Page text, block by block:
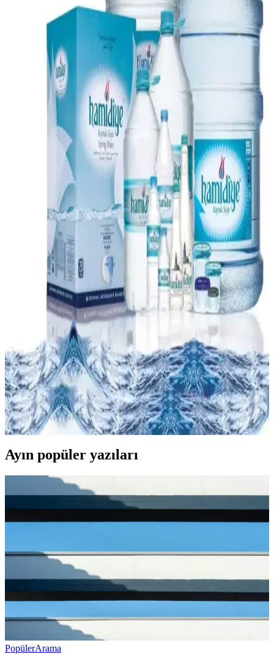
Ekonomik ve Ücretsiz Kişisel Bakım Ürünlerine
Ulaşmanın Yolları ve Kaynakları
Kişisel bakım ürünlerine uygun fiyatlı ve ücretsiz erişim yöntemleri
detaylıca ele alınmaktadır. Kuponlar, toplu alımlar, bağış grupları ve
destek kurumları gibi kaynaklar incelenmiştir.
Market Alışverişlerinde Tasarruf Sağlayan Etkili
Yöntemler ve Stratejiler
Market alışverişlerinde tasarruf etmek için planlama yapmak,
indirimleri takip etmek, uygun marketleri seçmek ve gıda israfını
önlemek gibi yöntemler bütçe dostu alışveriş sağlar.
A101 Marketleri ve Kampanya Fırsatlarıyla Günlük
ve Özel Gün Alışverişi
A101 marketleri, düzenli kampanyaları ve uygun fiyatlarıyla geniş
ürün yelpazesi sunar. Pasta mumları gibi küçük detaylar bile
ekonomik ve çeşitli seçeneklerle müşterilere ulaşır.
Hepsiburada Türkiye'nin En Büyük E-Ticaret
Platformu ve Güncel Fırsatları
Hepsiburada, geniş ürün yelpazesi ve avantajlı kampanyalarıyla
Türkiye'nin önde gelen e-ticaret platformudur. Hızlı lojistik ve
müşteri odaklı hizmetleriyle güvenli alışveriş fırsatları sunar.
Damacana Su Kampanyaları ve Tüketici Fırsatları
Hakkında Güncel Bilgiler
Damacana su kampanyaları indirimler, paket avantajları ve sadakat
programlarıyla ekonomik alışveriş imkanı sunar. Kampanya
detaylarını takip ederek sağlıklı ve uygun fiyatlı su tüketebilirsiniz.
Ayın popüler yazıları
PopülerArama